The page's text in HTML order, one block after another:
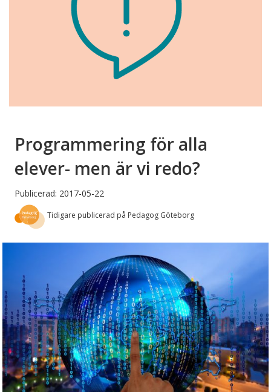
Programmering för alla
elever- men är vi redo?
Publicerad: 2017-05-22
Tidigare publicerad på Pedagog Göteborg